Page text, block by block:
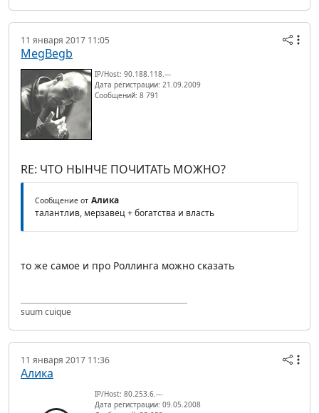
11 января 2017 11:05
MegBegb
IP/Host: 90.188.118.---
Дата регистрации: 21.09.2009
Сообщений: 8 791
RE: ЧТО НЫНЧЕ ПОЧИТАТЬ МОЖНО?
Сообщение от Алика
талантлив, мерзавец + богатства и власть
то же самое и про Роллинга можно сказать
suum cuique
11 января 2017 11:36
Алика
IP/Host: 80.253.6.---
Дата регистрации: 09.05.2008